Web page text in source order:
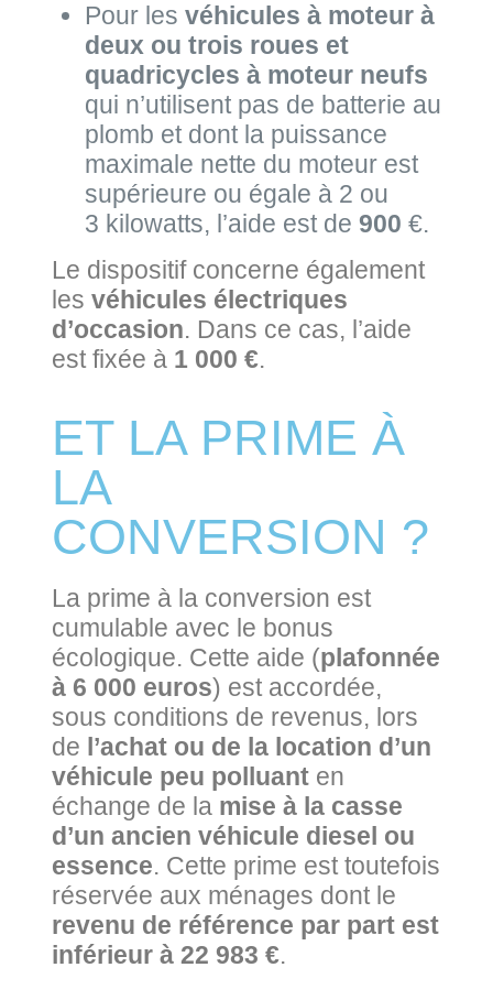
Pour les véhicules à moteur à
deux ou trois roues et
quadricycles à moteur neufs
qui n’utilisent pas de batterie au
plomb et dont la puissance
maximale nette du moteur est
supérieure ou égale à 2 ou
3 kilowatts, l’aide est de 900 €.
Le dispositif concerne également
les véhicules électriques
d’occasion. Dans ce cas, l’aide
est fixée à 1 000 €.
ET LA PRIME À
LA
CONVERSION ?
La prime à la conversion est
cumulable avec le bonus
écologique. Cette aide (plafonnée
à 6 000 euros) est accordée,
sous conditions de revenus, lors
de l’achat ou de la location d’un
véhicule peu polluanten
échange de la mise à la casse
d’un ancien véhicule diesel ou
essence. Cette prime est toutefois
réservée aux ménages dont le
revenu de référence par part est
inférieur à 22 983 €.